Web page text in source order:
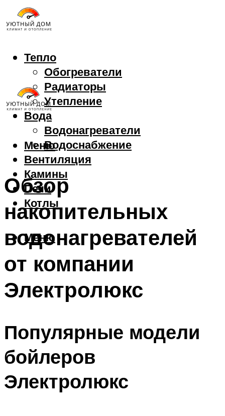
Тепло
Обогреватели
Радиаторы
Утепление
Вода
Водонагреватели
Водоснабжение
Вентиляция
Камины
Печи
Котлы
Меню
Меню
Обзор
накопительных
водонагревателей
от компании
Электролюкс
Популярные модели
бойлеров
Электролюкс